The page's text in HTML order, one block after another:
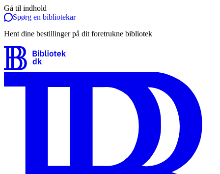
Gå til indhold
Spørg en bibliotekar
Hent dine bestillinger på dit foretrukne bibliotek